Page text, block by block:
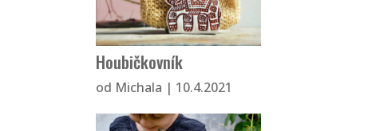
Houbičkovník
od Michala | 10.4.2021